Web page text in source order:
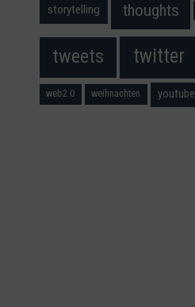
storytelling thoughts
tweets twitter
web2.0 weihnachten youtube